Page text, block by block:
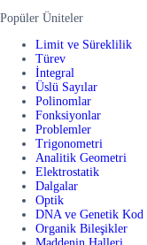
Popüler Üniteler
Limit ve Süreklilik
Türev
İntegral
Üslü Sayılar
Polinomlar
Fonksiyonlar
Problemler
Trigonometri
Analitik Geometri
Elektrostatik
Dalgalar
Optik
DNA ve Genetik Kod
Organik Bileşikler